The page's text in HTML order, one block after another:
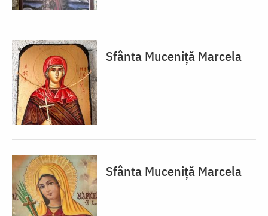
Sfânta Muceniță Marcela
Sfânta Muceniță Marcela